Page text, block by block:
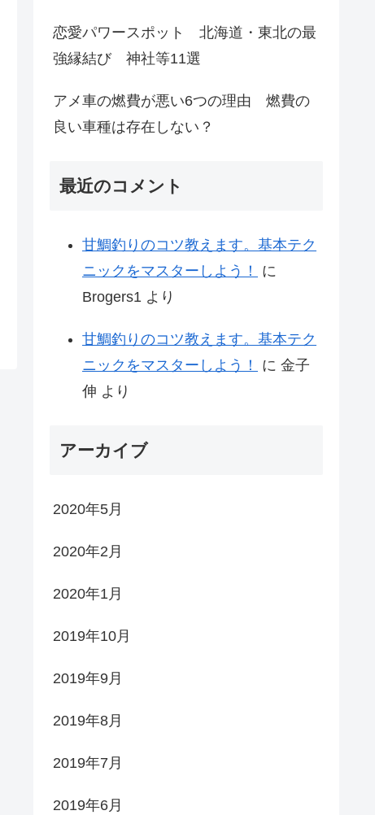
恋愛パワースポット 北海道・東北の最
強縁結び 神社等11選
アメ車の燃費が悪い6つの理由 燃費の
良い車種は存在しない？
最近のコメント
甘鯛釣りのコツ教えます。基本テク
ニックをマスターしよう！
に
Brogers1 より
甘鯛釣りのコツ教えます。基本テク
ニックをマスターしよう！
に 金子
伸 より
アーカイブ
2020年5月
2020年2月
2020年1月
2019年10月
2019年9月
2019年8月
2019年7月
2019年6月